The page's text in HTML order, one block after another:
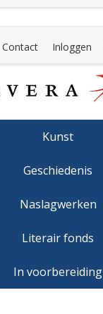
Contact Inloggen
Kunst
Geschiedenis
Naslagwerken
Literair fonds
In voorbereiding